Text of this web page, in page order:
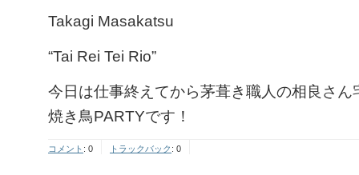
Takagi Masakatsu
“Tai Rei Tei Rio”
今日は仕事終えてから茅葺き職人の相良さん
焼き鳥PARTYです！
コメント : 0 トラックバック : 0